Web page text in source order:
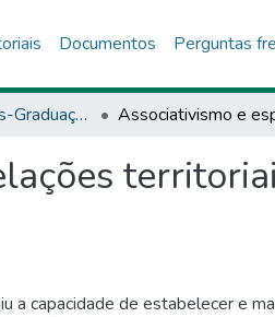
Documentos Perguntas
Programa de Pós-Graduação Stricto Sensu (Mestrado Acadêmico) em Estudos Territoriais (PROET)
a capacidade de estabelecer e